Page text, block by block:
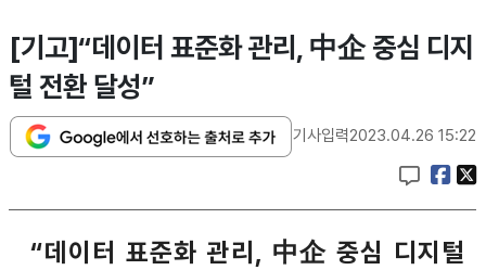
[기고]“데이터 표준화 관리, 中企 중심 디지
털 전환 달성”
기사입력2023.04.26 15:22
“데이터 표준화 관리, 中企 중심 디지털